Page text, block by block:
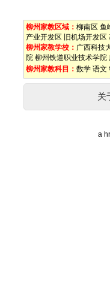
柳州家教区域： 柳南区 鱼
产业开发区
旧机场开发区
柳州家教学校： 广西科技
院 柳州铁道职业技术学院
柳州家教科目： 数学 语文
关
a